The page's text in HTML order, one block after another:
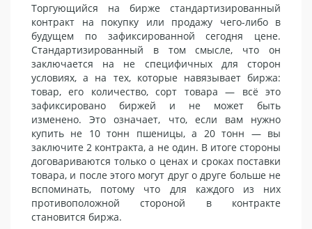
Торгующийся на бирже стандартизированный
контракт на покупку или продажу чего-либо в
будущем по зафиксированной сегодня цене.
Стандартизированный в том смысле, что он
заключается на не специфичных для сторон
условиях, а на тех, которые навязывает биржа:
товар, его количество, сорт товара — всё это
зафиксировано биржей и не может быть
изменено. Это означает, что, если вам нужно
купить не 10 тонн пшеницы, а 20 тонн — вы
заключите 2 контракта, а не один. В итоге стороны
договариваются только о ценах и сроках поставки
товара, и после этого могут друг о друге больше не
вспоминать, потому что для каждого из них
противоположной стороной в контракте
становится биржа.